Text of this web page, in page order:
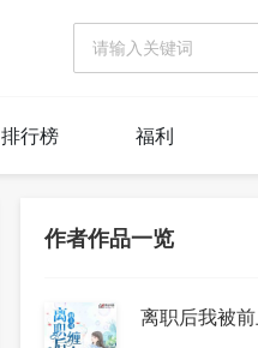
排行榜 福利
作者作品一览
离职后我被